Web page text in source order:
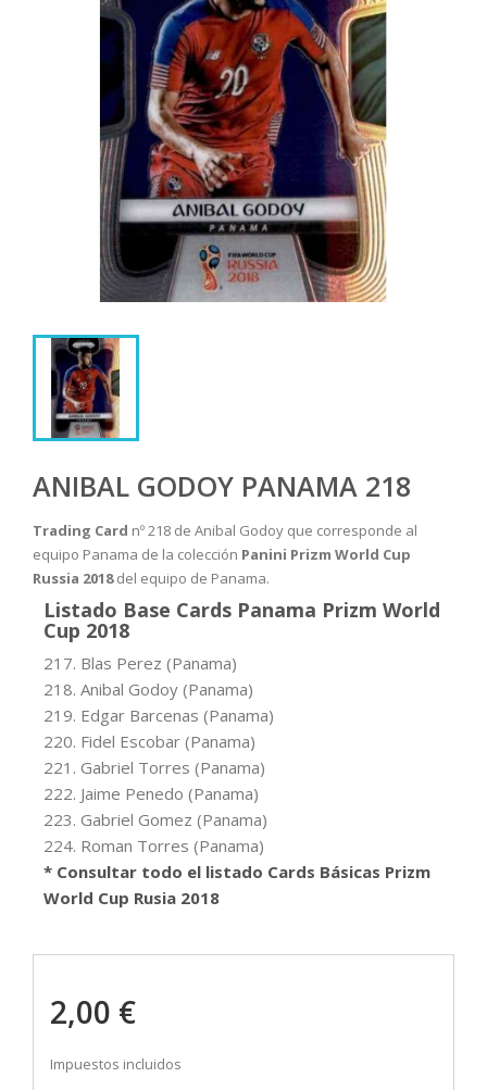
ANIBAL GODOY PANAMA 218
Trading Card nº 218 de Anibal Godoy que corresponde al
equipo Panama de la colección Panini Prizm World Cup
Russia 2018del equipo de Panama.
Listado Base Cards Panama Prizm World
Cup 2018
217. Blas Perez (Panama)
218. Anibal Godoy (Panama)
219. Edgar Barcenas (Panama)
220. Fidel Escobar (Panama)
221. Gabriel Torres (Panama)
222. Jaime Penedo (Panama)
223. Gabriel Gomez (Panama)
224. Roman Torres (Panama)
* Consultar todo el listado Cards Básicas Prizm
World Cup Rusia 2018
2,00 €
Impuestos incluidos